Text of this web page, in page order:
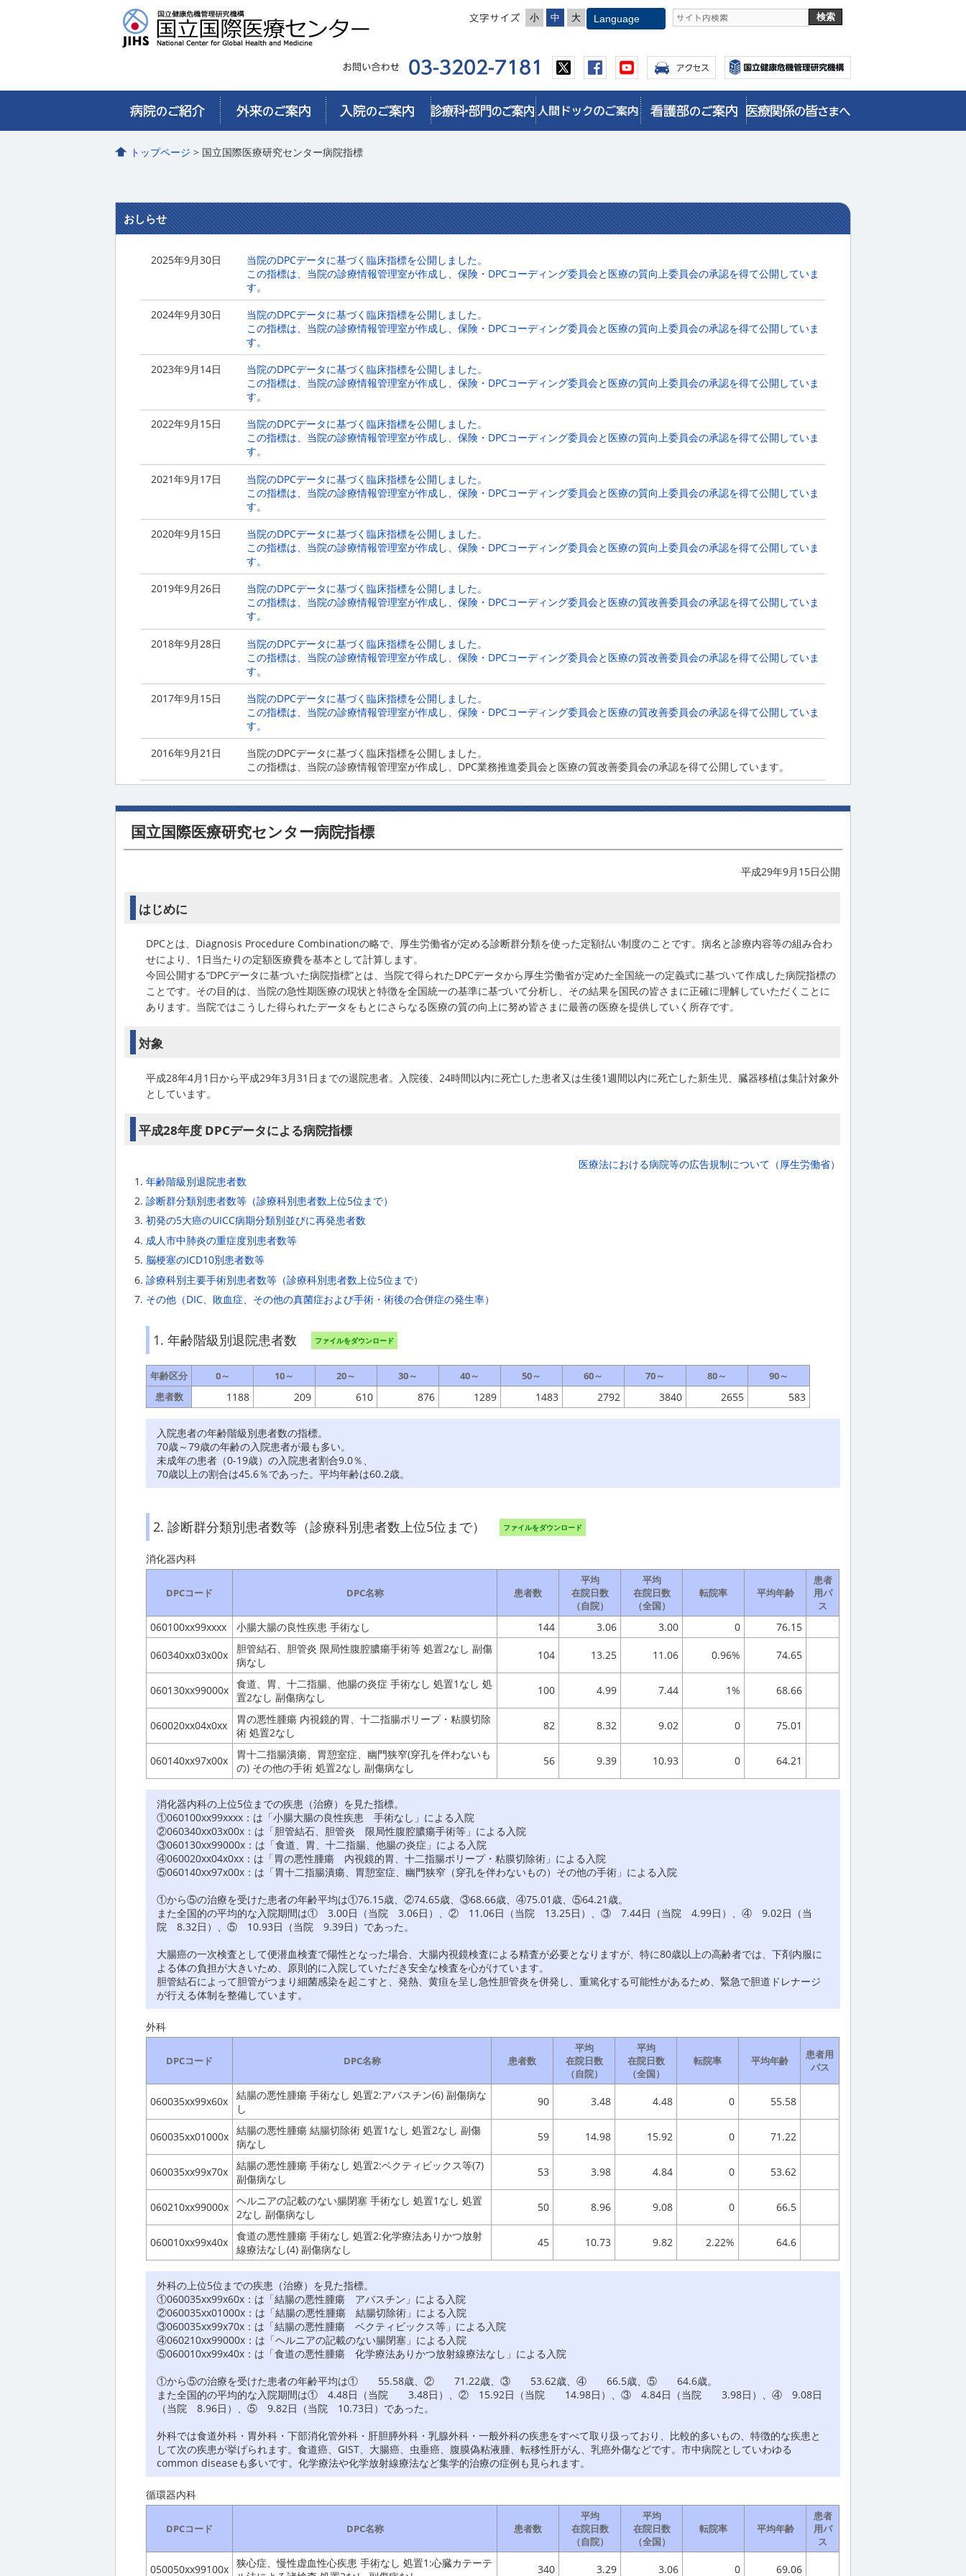
小 中 大
トップページ > 国立国際医療研究センター病院指標
国立国際医療研究センター病院指標
おしらせ
2025年9月30日
当院のDPCデータに基づく臨床指標を公開しました。
この指標は、当院の診療情報管理室が作成し、保険・DPCコーディング委員会と医療の質向上委員会の承認を得て公開していま
す。
2024年9月30日
当院のDPCデータに基づく臨床指標を公開しました。
この指標は、当院の診療情報管理室が作成し、保険・DPCコーディング委員会と医療の質向上委員会の承認を得て公開していま
す。
2023年9月14日
当院のDPCデータに基づく臨床指標を公開しました。
この指標は、当院の診療情報管理室が作成し、保険・DPCコーディング委員会と医療の質向上委員会の承認を得て公開していま
す。
2022年9月15日
当院のDPCデータに基づく臨床指標を公開しました。
この指標は、当院の診療情報管理室が作成し、保険・DPCコーディング委員会と医療の質向上委員会の承認を得て公開していま
す。
2021年9月17日
当院のDPCデータに基づく臨床指標を公開しました。
この指標は、当院の診療情報管理室が作成し、保険・DPCコーディング委員会と医療の質向上委員会の承認を得て公開していま
す。
2020年9月15日
当院のDPCデータに基づく臨床指標を公開しました。
この指標は、当院の診療情報管理室が作成し、保険・DPCコーディング委員会と医療の質向上委員会の承認を得て公開していま
す。
2019年9月26日
当院のDPCデータに基づく臨床指標を公開しました。
この指標は、当院の診療情報管理室が作成し、保険・DPCコーディング委員会と医療の質改善委員会の承認を得て公開していま
す。
2018年9月28日
当院のDPCデータに基づく臨床指標を公開しました。
この指標は、当院の診療情報管理室が作成し、保険・DPCコーディング委員会と医療の質改善委員会の承認を得て公開していま
す。
2017年9月15日
当院のDPCデータに基づく臨床指標を公開しました。
この指標は、当院の診療情報管理室が作成し、保険・DPCコーディング委員会と医療の質改善委員会の承認を得て公開していま
す。
2016年9月21日
当院のDPCデータに基づく臨床指標を公開しました。
この指標は、当院の診療情報管理室が作成し、DPC業務推進委員会と医療の質改善委員会の承認を得て公開しています。
国立国際医療研究センター病院指標
平成29年9月15日公開
はじめに
DPCとは、Diagnosis Procedure Combinationの略で、厚生労働省が定める診断群分類を使った定額払い制度のことです。病名と診療内容等の組み合わ
せにより、1日当たりの定額医療費を基本として計算します。
今回公開する“DPCデータに基づいた病院指標”とは、当院で得られたDPCデータから厚生労働省が定めた全国統一の定義式に基づいて作成した病院指標の
ことです。その目的は、当院の急性期医療の現状と特徴を全国統一の基準に基づいて分析し、その結果を国民の皆さまに正確に理解していただくことに
あります。当院ではこうした得られたデータをもとにさらなる医療の質の向上に努め皆さまに最善の医療を提供していく所存です。
対象
平成28年4月1日から平成29年3月31日までの退院患者。入院後、24時間以内に死亡した患者又は生後1週間以内に死亡した新生児、臓器移植は集計対象外
としています。
平成28年度 DPCデータによる病院指標
医療法における病院等の広告規制について（厚生労働省）
年齢階級別退院患者数
診断群分類別患者数等（診療科別患者数上位5位まで）
初発の5大癌のUICC病期分類別並びに再発患者数
成人市中肺炎の重症度別患者数等
脳梗塞のICD10別患者数等
診療科別主要手術別患者数等（診療科別患者数上位5位まで）
その他（DIC、敗血症、その他の真菌症および手術・術後の合併症の発生率）
年齢階級別退院患者数 ファイルをダウンロード
年齢区分 0～ 10～ 20～ 30～ 40～ 50～ 60～ 70～ 80～
90～
患者数
1188 209 610 876 1289 1483 2792 3840 2655 583
入院患者の年齢階級別患者数の指標。
70歳～79歳の年齢の入院患者が最も多い。
未成年の患者（0-19歳）の入院患者割合9.0％、
70歳以上の割合は45.6％であった。平均年齢は60.2歳。
診断群分類別患者数等（診療科別患者数上位5位まで） ファイルをダウンロード
消化器内科
DPCコード DPC名称 患者数
平均
在院日数
（自院）
平均
在院日数
（全国）
転院率 平均年齢
患者
用パ
ス
060100xx99xxxx 小腸大腸の良性疾患 手術なし 144 3.06 3.00 0 76.15
060340xx03x00x
胆管結石、胆管炎 限局性腹腔膿瘍手術等 処置2なし 副傷
病なし
104 13.25 11.06 0.96% 74.65
060130xx99000x 食道、胃、十二指腸、他腸の炎症 手術なし 処置1なし 処
置2なし 副傷病なし
100 4.99 7.44 1% 68.66
060020xx04x0xx
胃の悪性腫瘍 内視鏡的胃、十二指腸ポリープ・粘膜切除
術 処置2なし
82 8.32 9.02 0 75.01
060140xx97x00x
胃十二指腸潰瘍、胃憩室症、幽門狭窄(穿孔を伴わないも
の) その他の手術 処置2なし 副傷病なし
56 9.39 10.93 0 64.21
消化器内科の上位5位までの疾患（治療）を見た指標。
①060100xx99xxxx：は「小腸大腸の良性疾患 手術なし」による入院
②060340xx03x00x：は「胆管結石、胆管炎 限局性腹腔膿瘍手術等」による入院
③060130xx99000x：は「食道、胃、十二指腸、他腸の炎症」による入院
④060020xx04x0xx：は「胃の悪性腫瘍 内視鏡的胃、十二指腸ポリープ・粘膜切除術」による入院
⑤060140xx97x00x：は「胃十二指腸潰瘍、胃憩室症、幽門狭窄（穿孔を伴わないもの）その他の手術」による入院
①から⑤の治療を受けた患者の年齢平均は①76.15歳、②74.65歳、③68.66歳、④75.01歳、⑤64.21歳。
また全国的の平均的な入院期間は① 3.00日（当院 3.06日）、② 11.06日（当院 13.25日）、③ 7.44日（当院 4.99日）、④ 9.02日（当
院 8.32日）、⑤ 10.93日（当院 9.39日）であった。
大腸癌の一次検査として便潜血検査で陽性となった場合、大腸内視鏡検査による精査が必要となりますが、特に80歳以上の高齢者では、下剤内服に
よる体の負担が大きいため、原則的に入院していただき安全な検査を心がけています。
胆管結石によって胆管がつまり細菌感染を起こすと、発熱、黄疸を呈し急性胆管炎を併発し、重篤化する可能性があるため、緊急で胆道ドレナージ
が行える体制を整備しています。
外科
DPCコード DPC名称 患者数
平均
在院日数
（自院）
平均
在院日数
（全国）
転院率 平均年齢
患者用
パス
060035xx99x60x
結腸の悪性腫瘍 手術なし 処置2:アバスチン(6) 副傷病な
し
90 3.48 4.48 0 55.58
060035xx01000x 結腸の悪性腫瘍 結腸切除術 処置1なし 処置2なし 副傷
病なし
59 14.98 15.92 0 71.22
060035xx99x70x
結腸の悪性腫瘍 手術なし 処置2:ベクティビックス等(7)
副傷病なし
53 3.98 4.84 0 53.62
060210xx99000x ヘルニアの記載のない腸閉塞 手術なし 処置1なし 処置
2なし 副傷病なし
50 8.96 9.08 0 66.5
060010xx99x40x
食道の悪性腫瘍 手術なし 処置2:化学療法ありかつ放射
線療法なし(4) 副傷病なし
45 10.73 9.82 2.22% 64.6
外科の上位5位までの疾患（治療）を見た指標。
①060035xx99x60x：は「結腸の悪性腫瘍 アバスチン」による入院
②060035xx01000x：は「結腸の悪性腫瘍 結腸切除術」による入院
③060035xx99x70x：は「結腸の悪性腫瘍 ベクティビックス等」による入院
④060210xx99000x：は「ヘルニアの記載のない腸閉塞」による入院
⑤060010xx99x40x：は「食道の悪性腫瘍 化学療法ありかつ放射線療法なし」による入院
①から⑤の治療を受けた患者の年齢平均は① 55.58歳、② 71.22歳、③ 53.62歳、④ 66.5歳、⑤ 64.6歳。
また全国的の平均的な入院期間は① 4.48日（当院 3.48日）、② 15.92日（当院 14.98日）、③ 4.84日（当院 3.98日）、④ 9.08日
（当院 8.96日）、⑤ 9.82日（当院 10.73日）であった。
外科では食道外科・胃外科・下部消化管外科・肝胆膵外科・乳腺外科・一般外科の疾患をすべて取り扱っており、比較的多いもの、特徴的な疾患と
して次の疾患が挙げられます。食道癌、GIST、大腸癌、虫垂癌、腹膜偽粘液腫、転移性肝がん、乳癌外傷などです。市中病院としていわゆる
common diseaseも多いです。化学療法や化学放射線療法など集学的治療の症例も見られます。
循環器内科
DPCコード DPC名称 患者数
平均
在院日数
（自院）
平均
在院日数
（全国）
転院率 平均年齢
患者
用パ
ス
050050xx99100x 狭心症、慢性虚血性心疾患 手術なし 処置1:心臓カテーテ
340 3.29 3.06 0 69.06